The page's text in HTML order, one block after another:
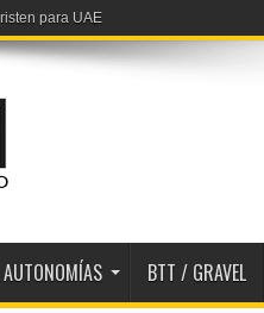
para UAE
segunda de Brennan
AUTONOMÍAS BTT / GRAVEL